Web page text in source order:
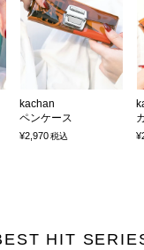
kachan
ペンケース
¥2,970税込 ¥
HIT